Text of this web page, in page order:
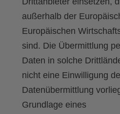
außerhalb der
Europäischen
sind. Die Übermittlung
Daten in solche
nicht eine Einwilligung
Datenübermittlung
Grundlage eines